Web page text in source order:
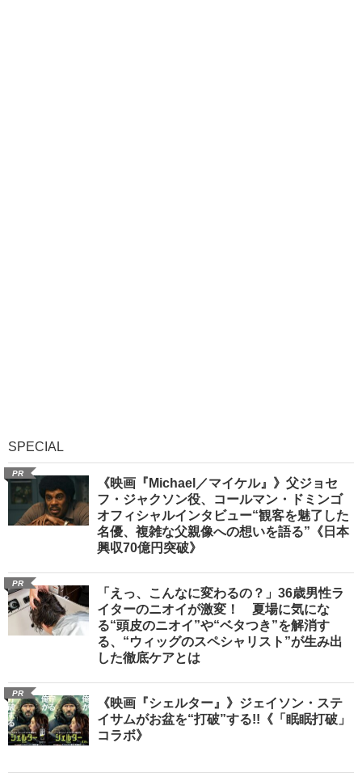
SPECIAL
PR
《映画『Michael／マイケル』》父ジョセ
フ・ジャクソン役、コールマン・ドミンゴ
オフィシャルインタビュー“観客を魅了した
名優、複雑な父親像への想いを語る”《日本
興収70億円突破》
PR
「えっ、こんなに変わるの？」36歳男性ラ
イターのニオイが激変！ 夏場に気にな
る“頭皮のニオイ”や“ベタつき”を解消す
る、“ウィッグのスペシャリスト”が生み出
した徹底ケアとは
PR
《映画『シェルター』》ジェイソン・ステ
イサムがお盆を“打破”する!!《「眠眠打破」
コラボ》